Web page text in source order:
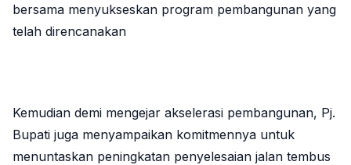
bersama menyukseskan program pembangunan yang
telah direncanakan
Kemudian demi mengejar akselerasi pembangunan, Pj.
Bupati juga menyampaikan komitmennya untuk
menuntaskan peningkatan penyelesaian jalan tembus